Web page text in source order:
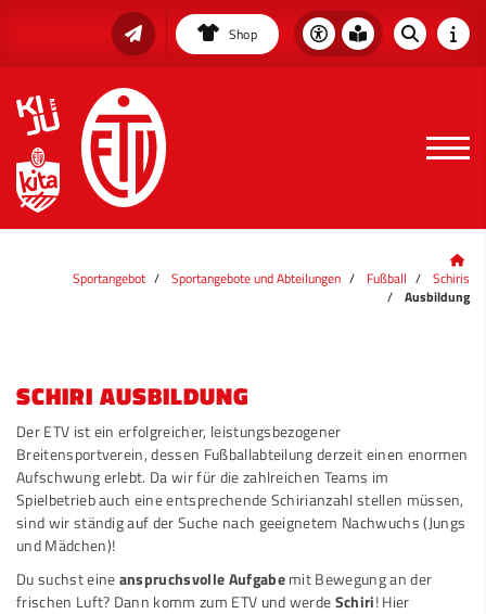
Shop
Sportangebot Sportangebote und Abteilungen Fußball
Schiris
Ausbildung
SCHIRI AUSBILDUNG
Der ETV ist ein erfolgreicher, leistungsbezogener
Breitensportverein, dessen Fußballabteilung derzeit einen enormen
Aufschwung erlebt. Da wir für die zahlreichen Teams im
Spielbetrieb auch eine entsprechende Schirianzahl stellen müssen,
sind wir ständig auf der Suche nach geeignetem Nachwuchs (Jungs
und Mädchen)!
Du suchst eineanspruchsvolle Aufgabemit Bewegung an der
frischen Luft? Dann komm zum ETV und werdeSchiri! Hier